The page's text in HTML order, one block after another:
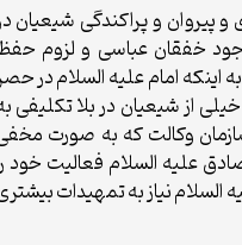
و پراکندگی شیعیان در
خفقان عباسی و لزوم حفظ
امام علیه السلام در حصر
شیعیان در بلا تکلیفی به
وکالت که به صورت مخفی
السلام فعالیت خود را
نیاز به تمهیدات بیشتری